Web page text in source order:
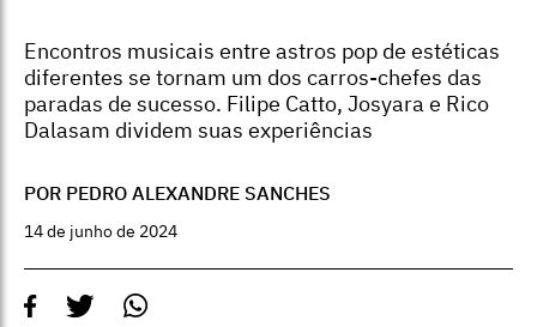
Encontros musicais entre astros pop de estéticas
diferentes se tornam um dos carros-chefes das
paradas de sucesso. Filipe Catto, Josyara e Rico
Dalasam dividem suas experiências
POR PEDRO ALEXANDRE SANCHES
14 de junho de 2024